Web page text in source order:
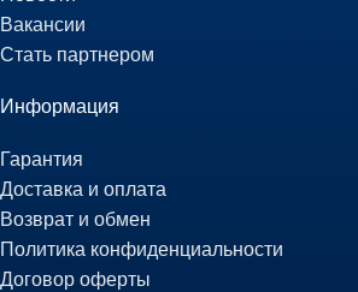
Вакансии
Стать партнером
Информация
Гарантия
Доставка и оплата
Возврат и обмен
Политика конфиденциальности
Договор оферты